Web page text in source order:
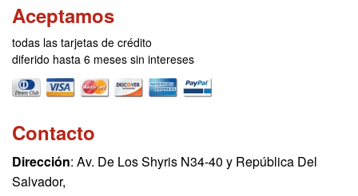
Aceptamos
todas las tarjetas de crédito
diferido hasta 6 meses sin intereses
Contacto
Dirección: Av. De Los Shyris N34-40 y República Del
Salvador,